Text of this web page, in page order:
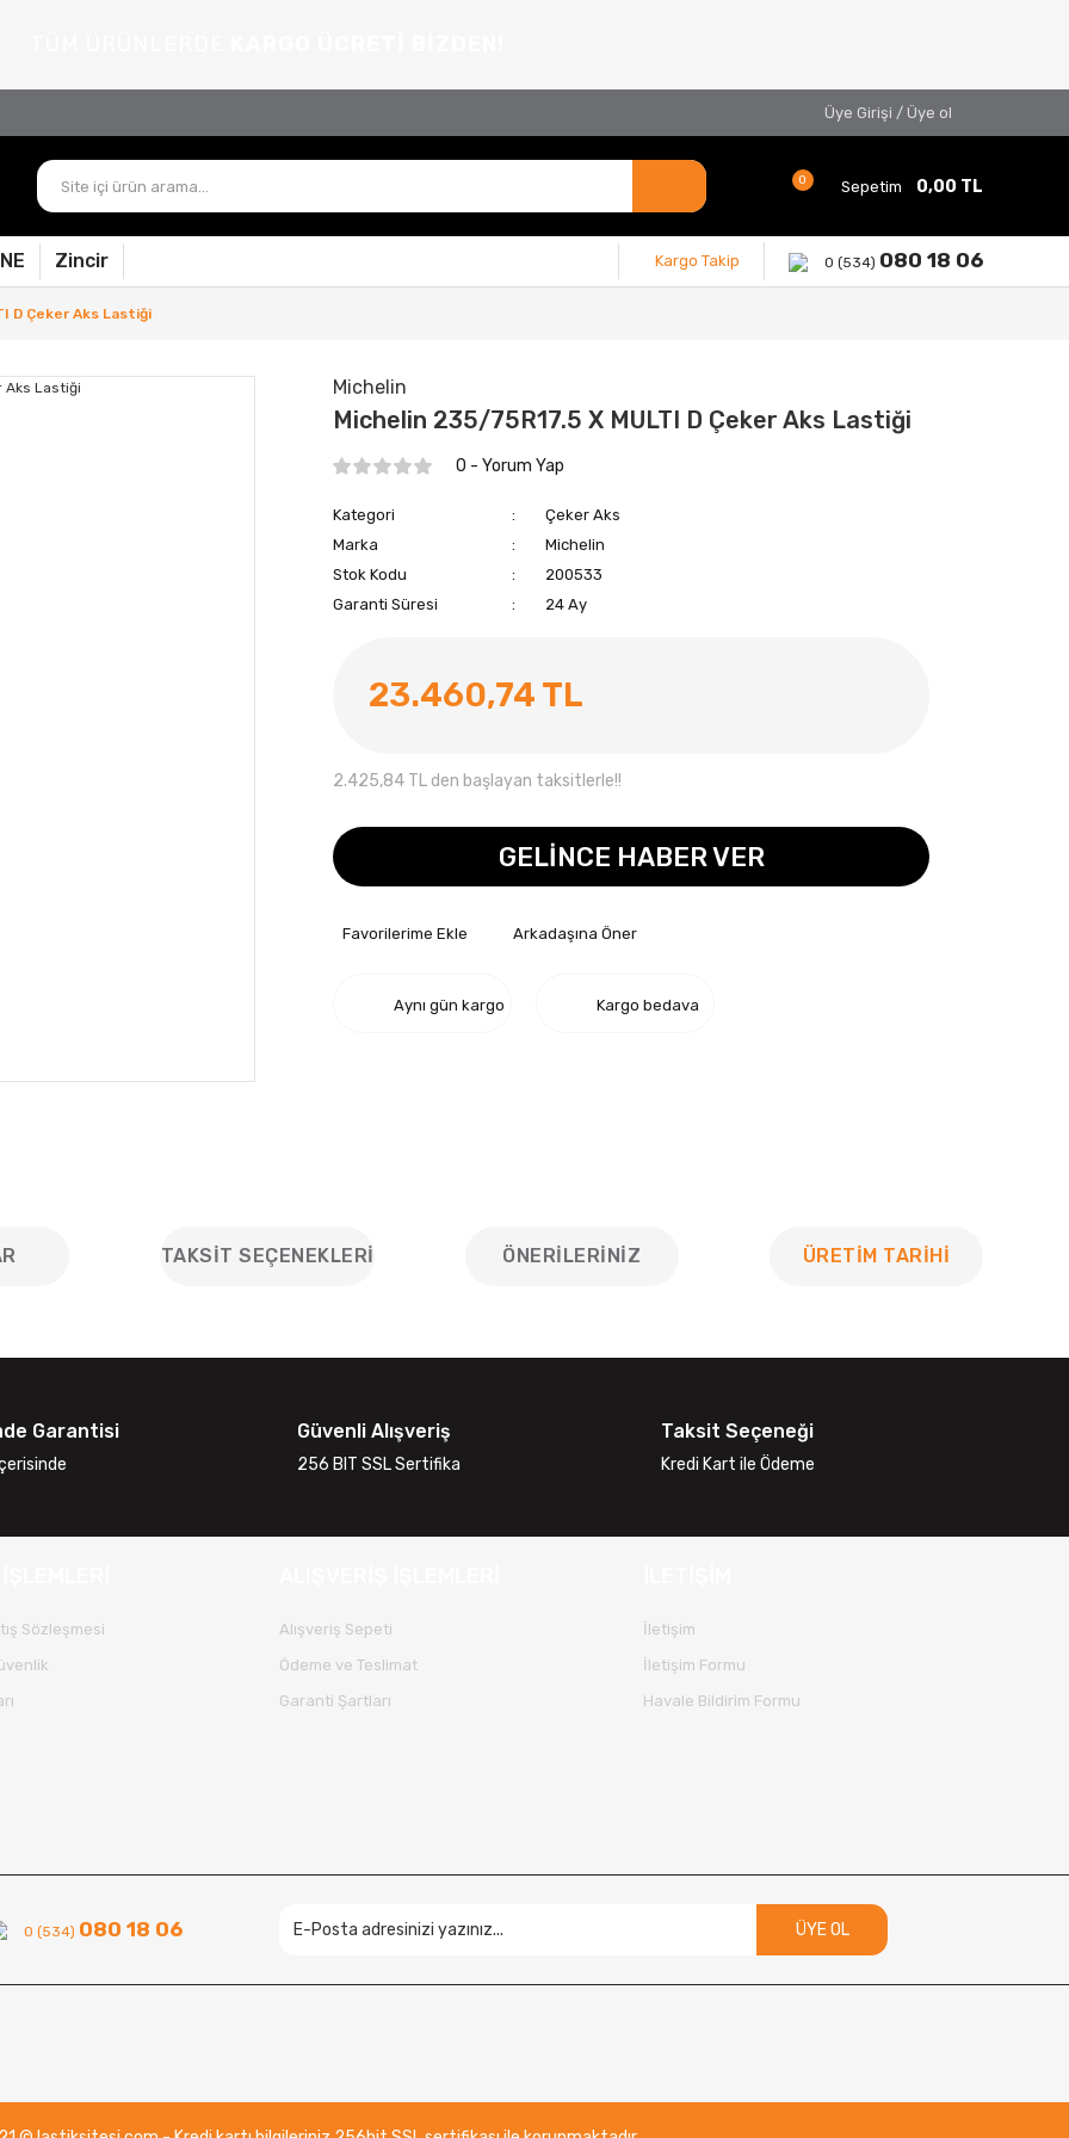
Üye Girişi / Üye ol
0 Sepetim 0,00 TL
Zincir Kargo Takip 0 (534) 080 18 06
D Çeker Aks Lastiği
Michelin
Michelin 235/75R17.5 X MULTI D Çeker Aks Lastiği
0 - Yorum Yap
Kategori
Çeker Aks
Marka
Michelin
Stok Kodu
200533
Garanti Süresi
24 Ay
23.460,74 TL
2.425,84 TL den başlayan taksitlerle!!
GELİNCE HABER VER
Arkadaşına Öner
Aynı gün kargo Kargo bedava
TAKSIT SEÇENEKLERI ÖNERILERINIZ ÜRETİM TARİHİ
Garantisi Güvenli Alışveriş
256 BIT SSL Sertifika
Taksit Seçeneği
Kredi Kart ile Ödeme
Sözleşmesi
Alışveriş Sepeti
Ödeme ve Teslimat
Garanti Şartları
İletişim
İletişim Formu
Havale Bildirim Formu
0 (534) 080 18 06 ÜYE OL